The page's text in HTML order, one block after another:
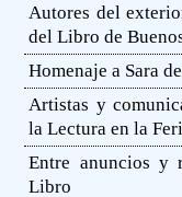
Autores del
del Libro de
Homenaje a Sara
Artistas y
la Lectura en la
Entre anuncios y
Libro